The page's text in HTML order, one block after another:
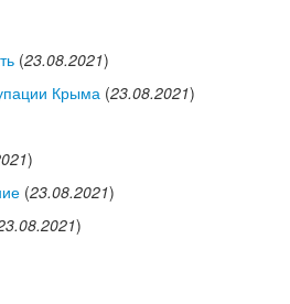
(23.08.2021)
Крыма (23.08.2021)
)
(23.08.2021)
)